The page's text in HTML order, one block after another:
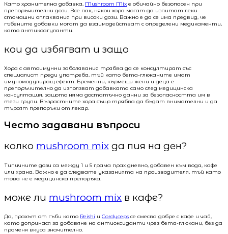
Като хранителна добавка, Mushroom Mix е обичайно безопасен при
препоръчителни дози. Все пак, някои хора могат да изпитат леки
стомашни оплаквания при високи дози. Важно е да се има предвид, че
гъбените добавки могат да взаимодействат с определени медикаменти,
като антикоагуланти.
кои да избягват и защо
Хора с автоимунни заболявания трябва да се консултират със
специалист преди употреба, тъй като бета-глюканите имат
имуномодулиращ ефект. Бременни, кърмещи жени и деца е
препоръчително да използват добавката само след медицинска
консултация, защото няма достатъчно данни за безопасността им в
тези групи. Възрастните хора също трябва да бъдат внимателни и да
търсят препоръки от лекар.
Често задавани въпроси
колко mushroom mix да пия на ден?
Типичните дози са между 1 и 5 грама прах дневно, добавен към вода, кафе
или храна. Важно е да следвате указанията на производителя, тъй като
това не е медицинска препоръка.
може ли mushroom mix в кафе?
Да, прахът от гъби като Reishi и Cordyceps се смесва добре с кафе и чай,
като допринася за добавяне на антиоксиданти чрез бета-глюкани, без да
променя вкуса значително.